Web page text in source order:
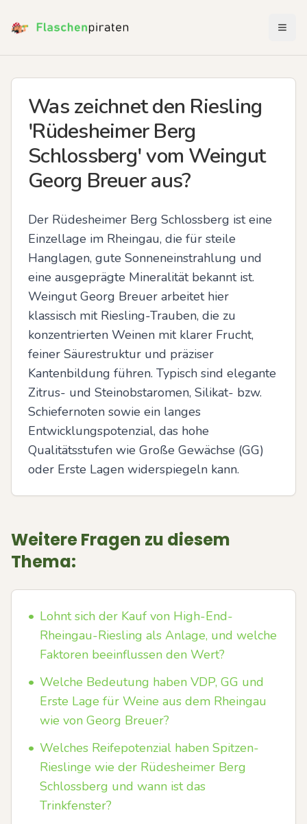
Was zeichnet den Riesling
'Rüdesheimer Berg
Schlossberg' vom Weingut
Georg Breuer aus?
Der Rüdesheimer Berg Schlossberg ist eine
Einzellage im Rheingau, die für steile
Hanglagen, gute Sonneneinstrahlung und
eine ausgeprägte Mineralität bekannt ist.
Weingut Georg Breuer arbeitet hier
klassisch mit Riesling-Trauben, die zu
konzentrierten Weinen mit klarer Frucht,
feiner Säurestruktur und präziser
Kantenbildung führen. Typisch sind elegante
Zitrus- und Steinobstaromen, Silikat- bzw.
Schiefernoten sowie ein langes
Entwicklungspotenzial, das hohe
Qualitätsstufen wie Große Gewächse (GG)
oder Erste Lagen widerspiegeln kann.
Weitere Fragen zu diesem
Thema:
• Lohnt sich der Kauf von High-End-
Rheingau-Riesling als Anlage, und welche
Faktoren beeinflussen den Wert?
• Welche Bedeutung haben VDP, GG und
Erste Lage für Weine aus dem Rheingau
wie von Georg Breuer?
• Welches Reifepotenzial haben Spitzen-
Rieslinge wie der Rüdesheimer Berg
Schlossberg und wann ist das
Trinkfenster?